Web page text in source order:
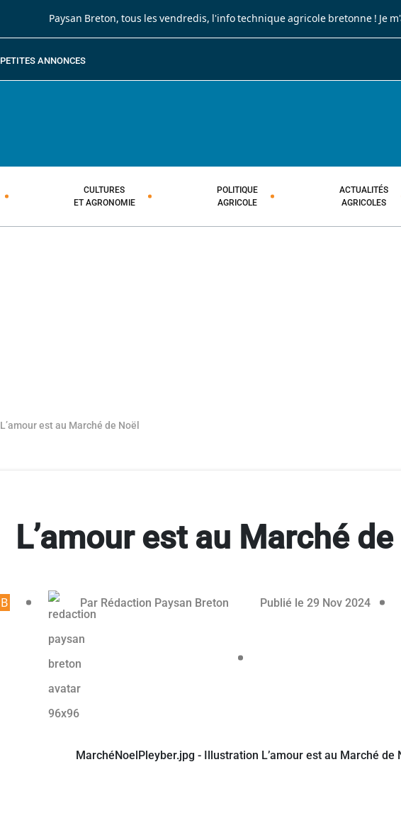
Paysan Breton, tous les vendredis, l'info technique agricole bretonne ! Je
PETITES ANNONCES
CULTURES
ET AGRONOMIE
POLITIQUE
AGRICOLE
ACTUALITÉS
AGRICOLES
L’amour est au Marché de Noël
L’amour est au Marché de
Article réservé aux abonnés
Par Rédaction Paysan Breton Publié le 29 Nov 202428